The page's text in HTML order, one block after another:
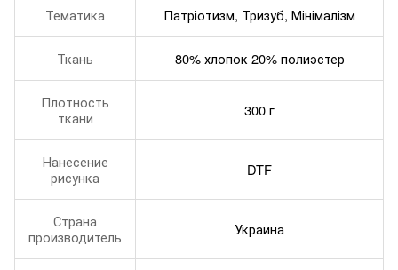
Тематика Патріотизм, Тризуб, Мінімалізм
Ткань 80% хлопок 20% полиэстер
Плотность
ткани
300 г
Нанесение
рисунка
DTF
Страна
производитель
Украина